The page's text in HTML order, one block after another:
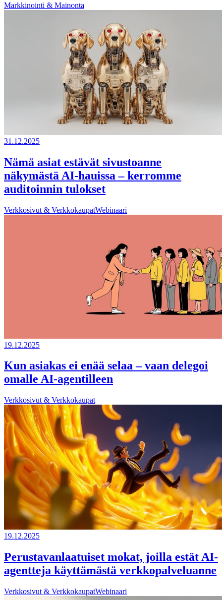
Markkinointi & Mainonta
31.12.2025
Nämä asiat estävät sivustoanne
näkymästä AI-hauissa – kerromme
auditoinnin tulokset
Verkkosivut & VerkkokaupatWebinaari
19.12.2025
Kun asiakas ei enää selaa – vaan delegoi
omalle AI-agentilleen
Verkkosivut & Verkkokaupat
19.12.2025
Perustavanlaatuiset mokat, joilla estät AI-
agentteja käyttämästä verkkopalveluanne
Verkkosivut & VerkkokaupatWebinaari